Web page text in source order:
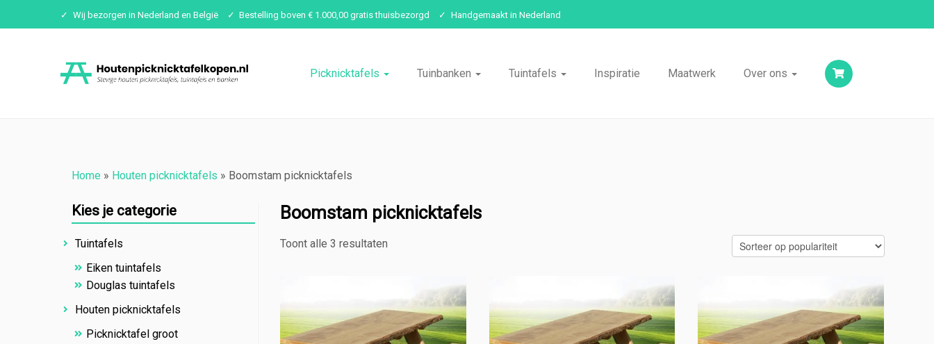
Wij bezorgen in Nederland en België Bestelling boven € 1.000,00 gratis thuisbezorgd Handgemaakt in Nederland
Picknicktafels Tuinbanken Tuintafels Inspiratie Maatwerk Over ons
Home » Houten picknicktafels » Boomstam picknicktafels
Kies je categorie
Tuintafels
Eiken tuintafels
Douglas tuintafels
Houten picknicktafels
Picknicktafel groot
Boomstam picknicktafels
Toont alle 3 resultaten